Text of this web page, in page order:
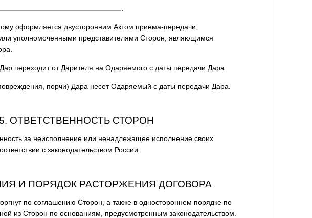
оформляется двусторонним Актом приема-передачи,
уполномоченными представителями Сторон, являющимся
переходит от Дарителя на Одаряемого с даты передачи Дара.
порчи) Дара несет Одаряемый с даты передачи Дара.
5. ОТВЕТСТВЕННОСТЬ СТОРОН
за неисполнение или ненадлежащее исполнение своих
с законодательством России.
И ПОРЯДОК РАСТОРЖЕНИЯ ДОГОВОРА
по соглашению Сторон, а также в одностороннем порядке по
из Сторон по основаниям, предусмотренным законодательством.